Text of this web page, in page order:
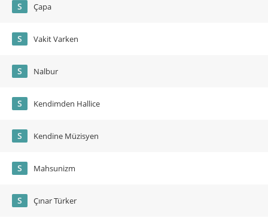
S Çapa
S Vakit Varken
S Nalbur
S Kendimden Hallice
S Kendine Müzisyen
S Mahsunizm
S Çınar Türker